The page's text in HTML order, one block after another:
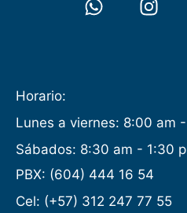
Horario:
Lunes a viernes: 8:00 am
Sábados: 8:30 am - 1:30
PBX: (604) 444 16 54
Cel: (+57) 312 247 77 55